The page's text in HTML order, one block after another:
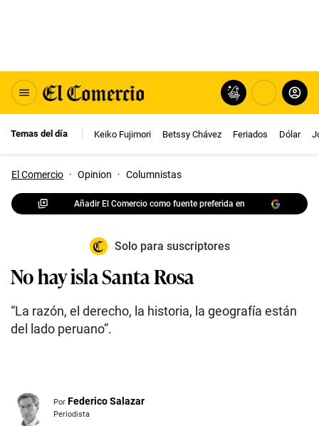
Temas del día Keiko Fujimori Betssy Chávez Feriados Dólar
El Comercio · Opinion · Columnistas
Añadir El Comercio como fuente preferida en
Solo para suscriptores
No hay isla Santa Rosa
“La razón, el derecho, la historia, la geografía están
del lado peruano”.
Por Federico Salazar
Periodista